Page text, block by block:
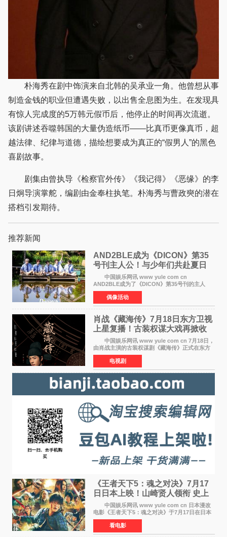
朴海秀在剧中饰演来自北韩的吴承业一角。他曾想从事
制造金钱的职业但遭遇失败，以出售全息图为生。在发现具
有惊人完成度的5万韩元假币后，他停止的时间再次流逝。
该剧讲述吞噬韩国的大量伪造纸币——比真币更像真币，超
越法律、纪律与道德，描绘想要成为真正的“假男人”的黑色
喜剧故事。
剧集由曾执导《检察官外传》《我记得》《恶缘》的李
日炯导演掌舵，编剧由金奉柱执笔。朴海秀与曹政奭的潜在
搭档引发期待。
推荐新闻
AND2BLE成为《DICON》第35
号刊主人公！与少年们共赴夏日
之约
中国娱乐网讯 www yule com cn
AND2BLE成为了《DICON》第35号刊的主人
公，本期标题为And The Summer。作为出道后
首次担任杂志画报主角的完整体，AND2BLE用清
澈的少年感与全新的夏天相遇了
偶像活动
肖战《藏海传》7月18日东方卫视
上星复播！古装权谋大戏再掀收
视热潮
中国娱乐网讯 www yule com cn 7月18日，
由肖战主演的古装权谋剧《藏海传》正式在东方
卫视上星复播，引发广泛关注。该剧此前已在网
络平台播出，凭借精良制作和紧凑剧情收获不俗
口碑，此次上
电视剧
《王者天下5：魂之对决》7月17
日日本上映！山崎贤人领衔 史上
最大“函谷关防卫战”
中国娱乐网讯 www yule com cn 日本漫改
电影《王者天下5：魂之对决》于7月17日在日本
全国上映。这部由佐藤信介执导、山崎贤人主演
的历史动作片，改编自原泰久同名人气漫画，继
续讲述信和漂
看电影